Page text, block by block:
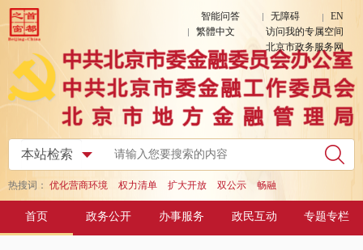
智能问答 无障碍
EN
繁體中文
访问我的专属空间
北京市政务服务网
热搜词： 优化营商环境 权力清单 扩大开放 双公示 畅融
首页 政务公开 办事服务 政民互动 专题专栏